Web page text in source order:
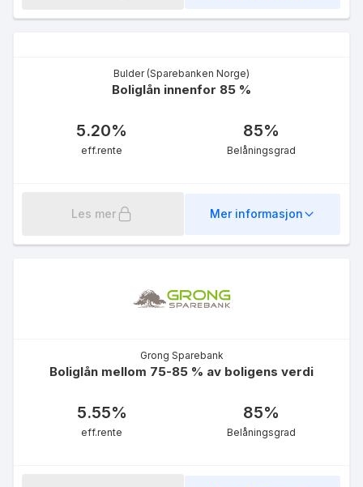
Bulder (Sparebanken Norge)
Boliglån innenfor 85 %
5.20%
eff.rente
85%
Belåningsgrad
Les mer Mer informasjon
Grong Sparebank
Boliglån mellom 75-85 % av boligens verdi
5.55%
eff.rente
85%
Belåningsgrad